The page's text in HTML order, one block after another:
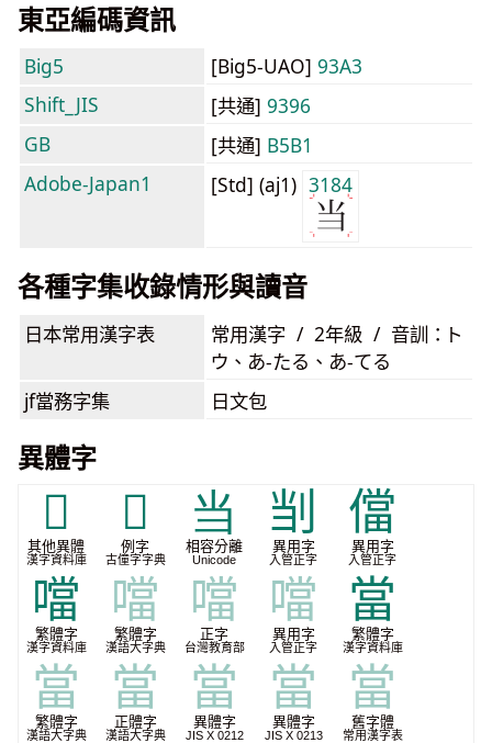
東亞編碼資訊
Big5 [Big5-UAO] 93A3
Shift_JIS
[共通] 9396
GB
[共通] B5B1
Adobe-Japan1
[Std] (aj1) 3184
各種字集收錄情形與讀音
日本常用漢字表
常用漢字 / 2年級 / 音訓：ト
ウ、あ-たる、あ-てる
jf當務字集 日文包
異體字
𢑐
其他異體
漢字資料庫
𪠽
例字
古僮字字典
当
相容分離
Unicode
㓥
異用字
入管正字
儅
異用字
入管正字
噹
繁體字
漢字資料庫
噹
繁體字
漢語大字典
噹
正字
台灣教育部
噹
異用字
入管正字
當
繁體字
漢字資料庫
當
繁體字
漢語大字典
當
正體字
漢語大字典
當
異體字
JIS X 0212
當
異體字
JIS X 0213
當
舊字體
常用漢字表